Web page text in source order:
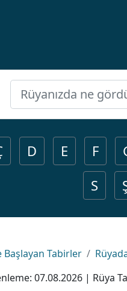
D E F
S
Başlayan Tabirler
07.08.2026 | Rüya